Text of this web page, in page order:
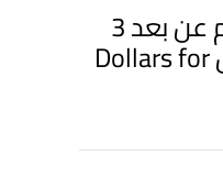
مروحة سقف مضيئة 30 واط قابلة للتعتيم مع جهاز تحكم عن بعد 3
سرعات رياح 40 سم صغيرة صامتة للمطبخ ومؤقت، أبيض Dollars for